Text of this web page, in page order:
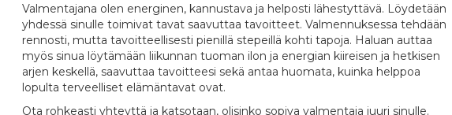
Valmentajana olen energinen, kannustava ja helposti lähestyttävä. Löydetään
yhdessä sinulle toimivat tavat saavuttaa tavoitteet. Valmennuksessa tehdään
rennosti, mutta tavoitteellisesti pienillä stepeillä kohti tapoja. Haluan auttaa
myös sinua löytämään liikunnan tuoman ilon ja energian kiireisen ja hetkisen
arjen keskellä, saavuttaa tavoitteesi sekä antaa huomata, kuinka helppoa
lopulta terveelliset elämäntavat ovat.
Ota rohkeasti yhteyttä ja katsotaan, olisinko sopiva valmentaja juuri sinulle.